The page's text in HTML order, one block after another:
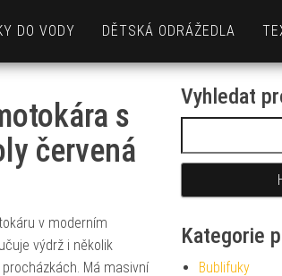
DO VODY DĚTSKÁ ODRÁŽEDLA
s
červená
v moderním
výdrž i několik
Má masivní
Vyhledat
Kategorie
Bublifuky